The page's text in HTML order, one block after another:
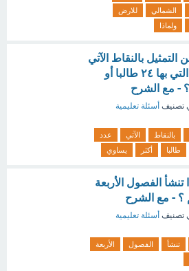
الشمالي
للارض
ولماذا
بالنقاط الآتي
عدد الفصول التي بها ٢٤ طالبا أو
- مع الشرح
تصنيف أسئلة تعليمية
بالنقاط الآتي
عدد
طالبا أكثر يساوي
تنشأ الفصول الأربعة
- مع الشرح
تصنيف أسئلة تعليمية
تنشأ الفصول
الأربعة